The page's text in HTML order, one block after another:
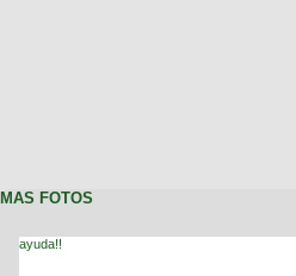
MAS FOTOS
ayuda!!